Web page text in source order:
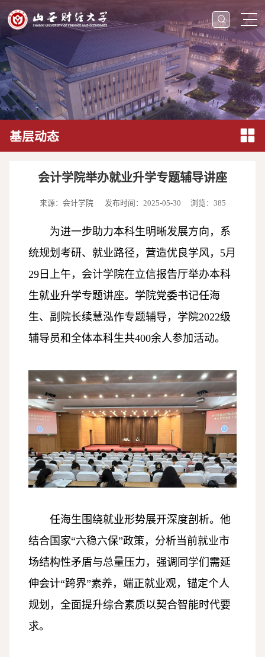
基层动态
会计学院举办就业升学专题辅导讲座
来源：会计学院 发布时间：2025-05-30 浏览： 385
为进一步助力本科生明晰发展方向，系
统规划考研、就业路径，营造优良学风，5月
29日上午，会计学院在立信报告厅举办本科
生就业升学专题讲座。学院党委书记任海
生、副院长续慧泓作专题辅导，学院2022级
辅导员和全体本科生共400余人参加活动。
任海生围绕就业形势展开深度剖析。他
结合国家“六稳六保”政策，分析当前就业市
场结构性矛盾与总量压力，强调同学们需延
伸会计“跨界”素养，端正就业观，锚定个人
规划，全面提升综合素质以契合智能时代要
求。